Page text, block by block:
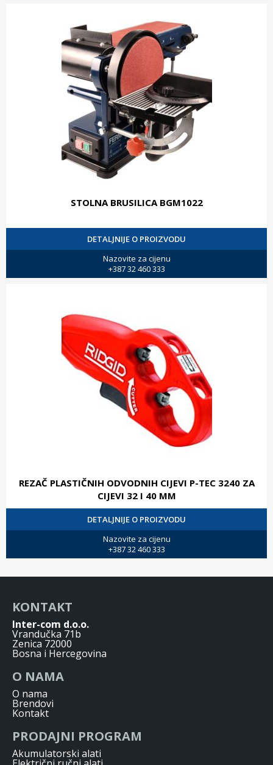
STOLNA BRUSILICA BGM1022
DETALJNIJE O PROIZVODU
Nazovite za cijenu
+387 32 460 333
REZAČ PLASTIČNIH ODVODNIH CIJEVI P-TEC 3240 ZA
CIJEVI 32 I 40 MM
DETALJNIJE O PROIZVODU
Nazovite za cijenu
+387 32 460 333
KONTAKT
Inter-com d.o.o.
Vrandučka 71b
Zenica 72000
Bosna i Hercegovina
O NAMA
O nama
Brendovi
Kontakt
PRODAJNI PROGRAM
Akumulatorski alati